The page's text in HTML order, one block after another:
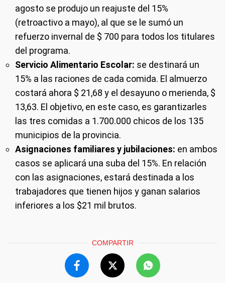
agosto se produjo un reajuste del 15%
(retroactivo a mayo), al que se le sumó un
refuerzo invernal de $ 700 para todos los titulares
del programa.
Servicio Alimentario Escolar: se destinará un
15% a las raciones de cada comida. El almuerzo
costará ahora $ 21,68 y el desayuno o merienda, $
13,63. El objetivo, en este caso, es garantizarles
las tres comidas a 1.700.000 chicos de los 135
municipios de la provincia.
Asignaciones familiares y jubilaciones: en ambos
casos se aplicará una suba del 15%. En relación
con las asignaciones, estará destinada a los
trabajadores que tienen hijos y ganan salarios
inferiores a los $21 mil brutos.
COMPARTIR